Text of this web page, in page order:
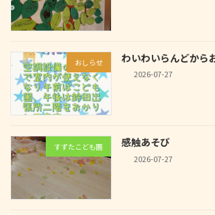
おしらせ わいわいらんどから
2026-07-27
すずたこども園 感触あそび
2026-07-27